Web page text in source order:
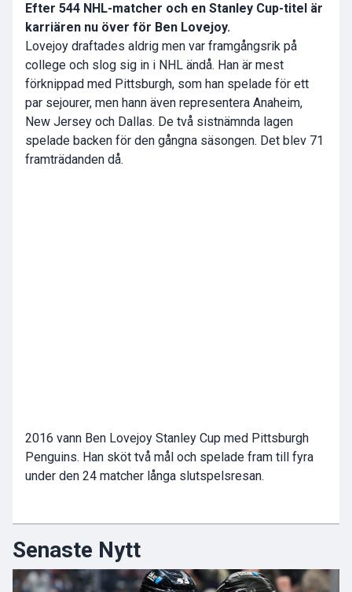
Efter 544 NHL-matcher och en Stanley Cup-titel är
karriären nu över för Ben Lovejoy.
Lovejoy draftades aldrig men var framgångsrik på
college och slog sig in i NHL ändå. Han är mest
förknippad med Pittsburgh, som han spelade för ett
par sejourer, men hann även representera Anaheim,
New Jersey och Dallas. De två sistnämnda lagen
spelade backen för den gångna säsongen. Det blev 71
framträdanden då.
2016 vann Ben Lovejoy Stanley Cup med Pittsburgh
Penguins. Han sköt två mål och spelade fram till fyra
under den 24 matcher långa slutspelsresan.
Senaste Nytt